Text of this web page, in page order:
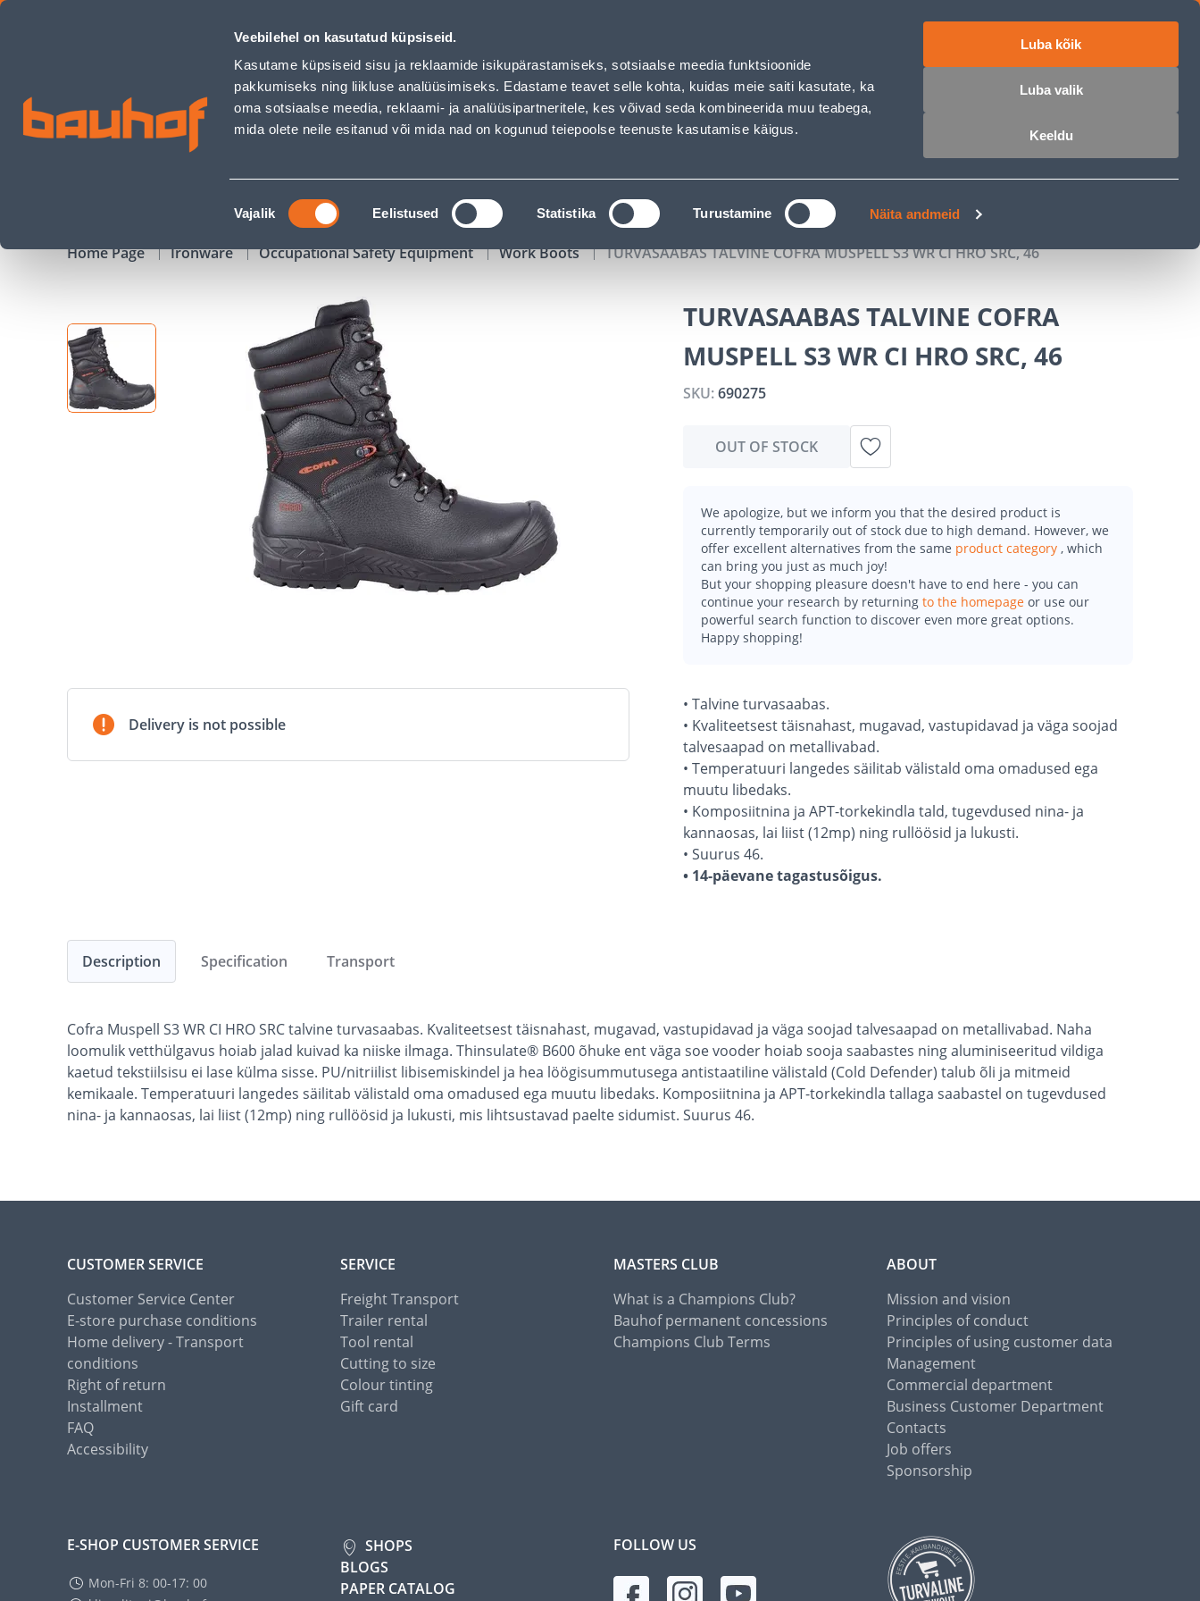
Veebilehel on kasutatud küpsiseid.
Kasutame küpsiseid sisu ja reklaamide isikupärastamiseks, sotsiaalse meedia funktsioonide
pakkumiseks ning liikluse analüüsimiseks. Edastame teavet selle kohta, kuidas meie saiti kasutate, ka
oma sotsiaalse meedia, reklaami- ja analüüsipartneritele, kes võivad seda kombineerida muu teabega,
mida olete neile esitanud või mida nad on kogunud teiepoolse teenuste kasutamise käigus.
Nõusoleku
valik
Vajalik Eelistused Statistika Turustamine Näita andmeid
Luba kõik
Luba valik
Keeldu
TURVASAABAS TALVINE COFRA MUSPELL S3 WR CI HRO SRC, 46 - Bauhof has loaded
Business Service Center Customer Service Services Job offers
SEARCH
CAMPAIGNS CATALOGS TOOL RENTAL MASTERS CLUB
Home Page Ironware Occupational Safety Equipment Work Boots TURVASAABAS TALVINE COFRA MUSPELL S3 WR CI HRO SRC, 46
Delivery is not possible
TURVASAABAS TALVINE COFRA
MUSPELL S3 WR CI HRO SRC, 46
SKU:690275
OUT OF STOCK
We apologize, but we inform you that the desired product is
currently temporarily out of stock due to high demand. However, we
offer excellent alternatives from the same product category , which
can bring you just as much joy!
But your shopping pleasure doesn't have to end here - you can
continue your research by returning to the homepage or use our
powerful search function to discover even more great options.
Happy shopping!
• Talvine turvasaabas.
• Kvaliteetsest täisnahast, mugavad, vastupidavad ja väga soojad
talvesaapad on metallivabad.
• Temperatuuri langedes säilitab välistald oma omadused ega
muutu libedaks.
• Komposiitnina ja APT-torkekindla tald, tugevdused nina- ja
kannaosas, lai liist (12mp) ning rullöösid ja lukusti.
• Suurus 46.
• 14-päevane tagastusõigus.
Description
Cofra Muspell S3 WR CI HRO SRC talvine turvasaabas. Kvaliteetsest täisnahast, mugavad, vastupidavad ja väga soojad talvesaapad on metallivabad. Naha
loomulik vetthülgavus hoiab jalad kuivad ka niiske ilmaga. Thinsulate® B600 õhuke ent väga soe vooder hoiab sooja saabastes ning aluminiseeritud vildiga
kaetud tekstiilsisu ei lase külma sisse. PU/nitriilist libisemiskindel ja hea löögisummutusega antistaatiline välistald (Cold Defender) talub õli ja mitmeid
kemikaale. Temperatuuri langedes säilitab välistald oma omadused ega muutu libedaks. Komposiitnina ja APT-torkekindla tallaga saabastel on tugevdused
nina- ja kannaosas, lai liist (12mp) ning rullöösid ja lukusti, mis lihtsustavad paelte sidumist. Suurus 46.
Specification Transport
CUSTOMER SERVICE
Customer Service Center
E-store purchase conditions
Home delivery - Transport
conditions
Right of return
Installment
FAQ
Accessibility
SERVICE
Freight Transport
Trailer rental
Tool rental
Cutting to size
Colour tinting
Gift card
MASTERS CLUB
What is a Champions Club?
Bauhof permanent concessions
Champions Club Terms
ABOUT
Mission and vision
Principles of conduct
Principles of using customer data
Management
Commercial department
Business Customer Department
Contacts
Job offers
Sponsorship
E-SHOP CUSTOMER SERVICE
Mon-Fri 8: 00-17: 00
SHOPS
BLOGS
PAPER CATALOG
FOLLOW US